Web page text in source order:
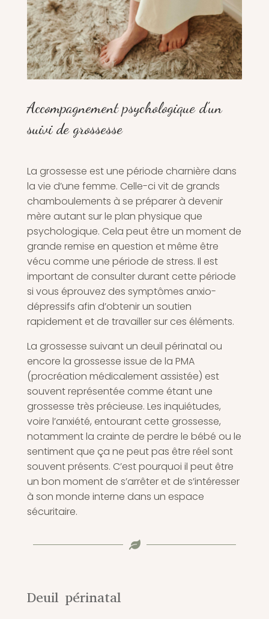
Accompagnement psychologique d’un
suivi de grossesse
La grossesse est une période charnière dans
la vie d’une femme. Celle-ci vit de grands
chamboulements à se préparer à devenir
mère autant sur le plan physique que
psychologique. Cela peut être un moment de
grande remise en question et même être
vécu comme une période de stress. Il est
important de consulter durant cette période
si vous éprouvez des symptômes anxio-
dépressifs afin d’obtenir un soutien
rapidement et de travailler sur ces éléments.
La grossesse suivant un deuil périnatal ou
encore la grossesse issue de la PMA
(procréation médicalement assistée) est
souvent représentée comme étant une
grossesse très précieuse. Les inquiétudes,
voire l’anxiété, entourant cette grossesse,
notamment la crainte de perdre le bébé ou le
sentiment que ça ne peut pas être réel sont
souvent présents. C’est pourquoi il peut être
un bon moment de s’arrêter et de s’intéresser
à son monde interne dans un espace
sécuritaire.

Deuil périnatal